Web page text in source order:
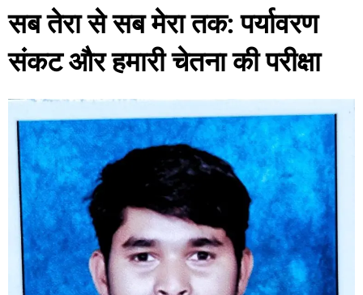
सब तेरा से सब मेरा तक: पर्यावरण
संकट और हमारी चेतना की परीक्षा